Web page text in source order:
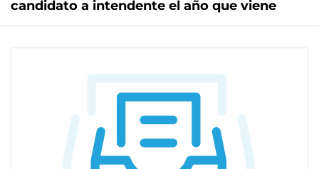
candidato a intendente el año que viene